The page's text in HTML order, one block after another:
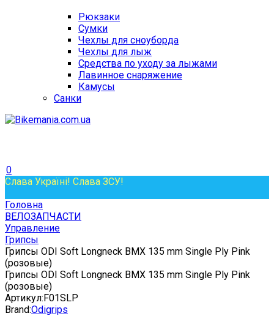
Рюкзаки
Сумки
Чехлы для сноуборда
Чехлы для лыж
Средства по уходу за лыжами
Лавинное снаряжение
Камусы
Санки
0
Слава Україні! Слава ЗСУ!
Головна
ВЕЛОЗАПЧАСТИ
Управление
Грипсы
Грипсы ODI Soft Longneck BMX 135 mm Single Ply Pink
(розовые)
Грипсы ODI Soft Longneck BMX 135 mm Single Ply Pink
(розовые)
Артикул:F01SLP
Brand:Odigrips